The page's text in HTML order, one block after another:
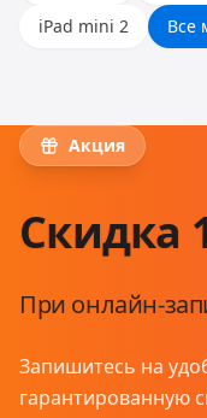
iPad mini 2
Все
Акция
Скидка
При онлайн-
Запишитесь на
гарантированную